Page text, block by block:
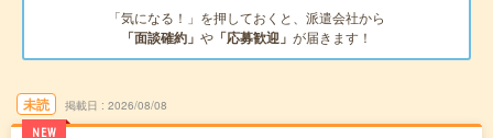
「気になる！」を押しておくと、派遣会社から
「面談確約」 や 「応募歓迎」 が届きます！
未読
NEW
掲載日 2026/08/08